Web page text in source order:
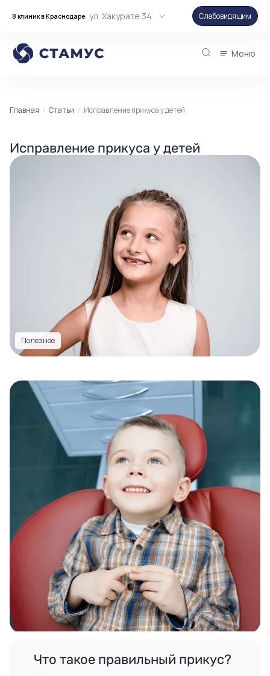
8 клиник в Краснодаре: ул. Хакурате 34 Слабовидящим
Меню
Главная Статьи Исправление прикуса у детей
Исправление прикуса у детей
Полезное
Что такое правильный прикус?